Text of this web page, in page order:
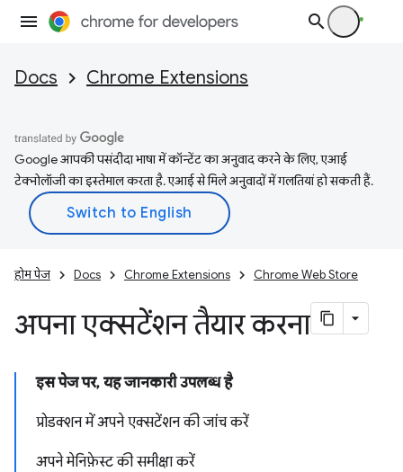
Docs Chrome Extensions
Google आपकी पसंदीदा भाषा में कॉन्टेंट का अनुवाद करने के लिए, एआई
टेक्नोलॉजी का इस्तेमाल करता है. एआई से मिले अनुवादों में गलतियां हो सकती हैं.
होम पेज Docs Chrome Extensions Chrome Web Store
अपना एक्सटेंशन तैयार करना
इस पेज पर, यह जानकारी उपलब्ध है
प्रोडक्शन में अपने एक्सटेंशन की जांच करें
अपने मेनिफ़ेस्ट की समीक्षा करें